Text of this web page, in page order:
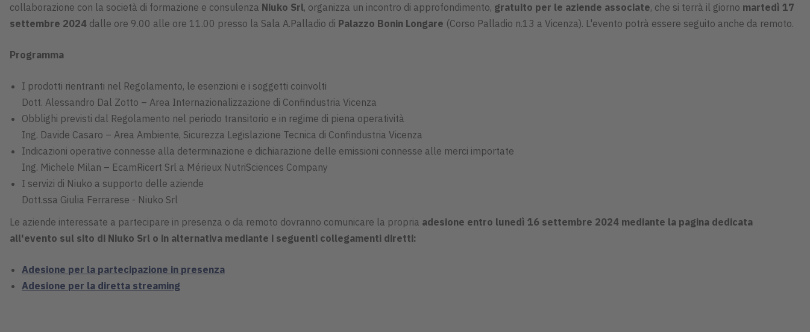
collaborazione con la società di formazione e consulenza Niuko Srl, organizza un incontro di approfondimento, gratuito per le aziende associate, che si terrà il giorno martedì 17
settembre 2024 dalle ore 9.00 alle ore 11.00 presso la Sala A.Palladio di Palazzo Bonin Longare (Corso Palladio n.13 a Vicenza). L'evento potrà essere seguito anche da remoto.
Programma
I prodotti rientranti nel Regolamento, le esenzioni e i soggetti coinvolti
Dott. Alessandro Dal Zotto – Area Internazionalizzazione di Confindustria Vicenza
Obblighi previsti dal Regolamento nel periodo transitorio e in regime di piena operatività
Ing. Davide Casaro – Area Ambiente, Sicurezza Legislazione Tecnica di Confindustria Vicenza
Indicazioni operative connesse alla determinazione e dichiarazione delle emissioni connesse alle merci importate
Ing. Michele Milan – EcamRicert Srl a Mérieux NutriSciences Company
I servizi di Niuko a supporto delle aziende
Dott.ssa Giulia Ferrarese - Niuko Srl
Le aziende interessate a partecipare in presenza o da remoto dovranno comunicare la propria adesione entro lunedì 16 settembre 2024 mediante la pagina dedicata
all'evento sul sito di Niuko Srl o in alternativa mediante i seguenti collegamenti diretti:
Adesione per la partecipazione in presenza
Adesione per la diretta streaming